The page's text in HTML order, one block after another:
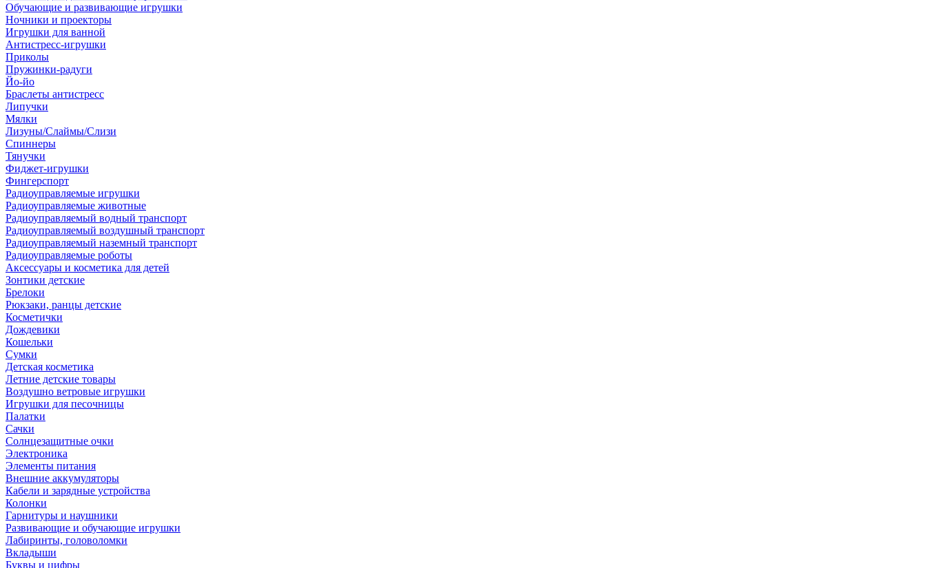
Обучающие и развивающие игрушки
Ночники и проекторы
Игрушки для ванной
Антистресс-игрушки
Приколы
Пружинки-радуги
Йо-йо
Браслеты антистресс
Липучки
Мялки
Лизуны/Слаймы/Слизи
Спиннеры
Тянучки
Фиджет-игрушки
Фингерспорт
Радиоуправляемые игрушки
Радиоуправляемые животные
Радиоуправляемый водный транспорт
Радиоуправляемый воздушный транспорт
Радиоуправляемый наземный транспорт
Радиоуправляемые роботы
Аксессуары и косметика для детей
Зонтики детские
Брелоки
Рюкзаки, ранцы детские
Косметички
Дождевики
Кошельки
Сумки
Детская косметика
Летние детские товары
Воздушно ветровые игрушки
Игрушки для песочницы
Палатки
Сачки
Солнцезащитные очки
Электроника
Элементы питания
Внешние аккумуляторы
Кабели и зарядные устройства
Колонки
Гарнитуры и наушники
Развивающие и обучающие игрушки
Лабиринты, головоломки
Вкладыши
Буквы и цифры